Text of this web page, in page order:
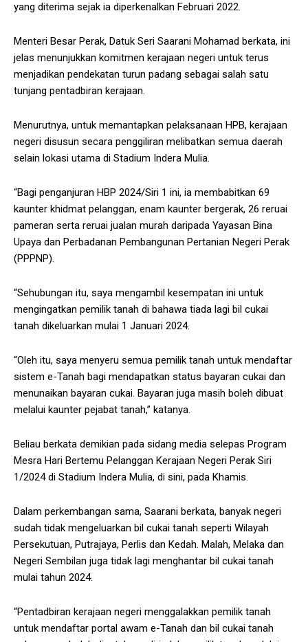
yang diterima sejak ia diperkenalkan Februari 2022.
Menteri Besar Perak, Datuk Seri Saarani Mohamad berkata, ini
jelas menunjukkan komitmen kerajaan negeri untuk terus
menjadikan pendekatan turun padang sebagai salah satu
tunjang pentadbiran kerajaan.
Menurutnya, untuk memantapkan pelaksanaan HPB, kerajaan
negeri disusun secara penggiliran melibatkan semua daerah
selain lokasi utama di Stadium Indera Mulia.
“Bagi penganjuran HBP 2024/Siri 1 ini, ia membabitkan 69
kaunter khidmat pelanggan, enam kaunter bergerak, 26 reruai
pameran serta reruai jualan murah daripada Yayasan Bina
Upaya dan Perbadanan Pembangunan Pertanian Negeri Perak
(PPPNP).
“Sehubungan itu, saya mengambil kesempatan ini untuk
mengingatkan pemilik tanah di bahawa tiada lagi bil cukai
tanah dikeluarkan mulai 1 Januari 2024.
“Oleh itu, saya menyeru semua pemilik tanah untuk mendaftar
sistem e-Tanah bagi mendapatkan status bayaran cukai dan
menunaikan bayaran cukai. Bayaran juga masih boleh dibuat
melalui kaunter pejabat tanah,” katanya.
Beliau berkata demikian pada sidang media selepas Program
Mesra Hari Bertemu Pelanggan Kerajaan Negeri Perak Siri
1/2024 di Stadium Indera Mulia, di sini, pada Khamis.
Dalam perkembangan sama, Saarani berkata, banyak negeri
sudah tidak mengeluarkan bil cukai tanah seperti Wilayah
Persekutuan, Putrajaya, Perlis dan Kedah. Malah, Melaka dan
Negeri Sembilan juga tidak lagi menghantar bil cukai tanah
mulai tahun 2024.
“Pentadbiran kerajaan negeri menggalakkan pemilik tanah
untuk mendaftar portal awam e-Tanah dan bil cukai tanah